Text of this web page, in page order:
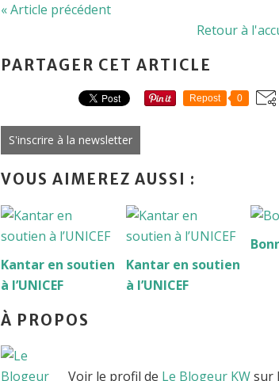
« Article précédent
Retour à
PARTAGER CET ARTICLE
Repost 0
S'inscrire à la newsletter
VOUS AIMEREZ AUSSI :
Kantar en soutien
à l’UNICEF
Kantar en soutien
à l’UNICEF
À PROPOS
Voir le profil de Le Blogeur KWsur